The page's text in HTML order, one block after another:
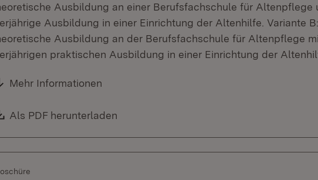
Ausbildung an einer Berufsfachschule für Altenpflege
Ausbildung in einer Einrichtung der Altenhilfe. Variante
Ausbildung an der Berufsfachschule für Altenpflege
praktischen Ausbildung in einer Einrichtung der
Mehr Informationen
Download:
Als PDF herunterladen